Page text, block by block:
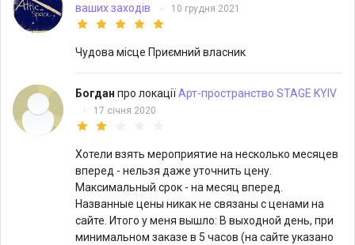
ваших заходів
· 10 грудня 2021
Чудова місце Приємний власник
Богдан про локаціїАрт-пространство STAGE KYIV
· 17 січня 2020
Хотели взять мероприятие на несколько месяцев
вперед - нельзя даже уточнить цену.
Максимальный срок - на месяц вперед.
Названные цены никак не связаны с ценами на
сайте. Итого у меня вышло: В выходной день, при
минимальном заказе в 5 часов (на сайте указано